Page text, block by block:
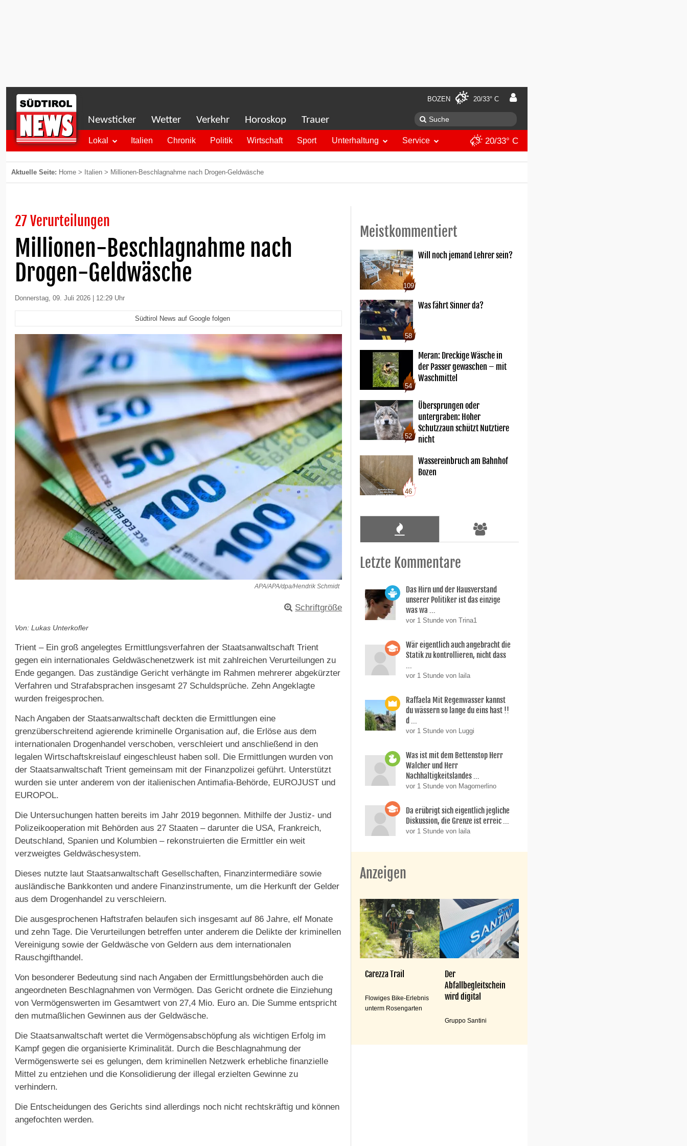
BOZEN 20/33° C
Newsticker Wetter Verkehr Horoskop Trauer
Lokal Italien Chronik Politik Wirtschaft Sport Unterhaltung Service 20/33° C
Aktuelle Seite: Home > Italien > Millionen-Beschlagnahme nach Drogen-Geldwäsche
27 Verurteilungen
Millionen-Beschlagnahme nach
Drogen-Geldwäsche
Donnerstag, 09. Juli 2026 | 12:29 Uhr
Südtirol News auf Google folgen
APA/APA/dpa/Hendrik Schmidt
Schriftgröße
Von: Lukas Unterkofler
Trient – Ein groß angelegtes Ermittlungsverfahren der Staatsanwaltschaft Trient
gegen ein internationales Geldwäschenetzwerk ist mit zahlreichen Verurteilungen zu
Ende gegangen. Das zuständige Gericht verhängte im Rahmen mehrerer abgekürzter
Verfahren und Strafabsprachen insgesamt 27 Schuldsprüche. Zehn Angeklagte
wurden freigesprochen.
Nach Angaben der Staatsanwaltschaft deckten die Ermittlungen eine
grenzüberschreitend agierende kriminelle Organisation auf, die Erlöse aus dem
internationalen Drogenhandel verschoben, verschleiert und anschließend in den
legalen Wirtschaftskreislauf eingeschleust haben soll. Die Ermittlungen wurden von
der Staatsanwaltschaft Trient gemeinsam mit der Finanzpolizei geführt. Unterstützt
wurden sie unter anderem von der italienischen Antimafia-Behörde, EUROJUST und
EUROPOL.
Die Untersuchungen hatten bereits im Jahr 2019 begonnen. Mithilfe der Justiz- und
Polizeikooperation mit Behörden aus 27 Staaten – darunter die USA, Frankreich,
Deutschland, Spanien und Kolumbien – rekonstruierten die Ermittler ein weit
verzweigtes Geldwäschesystem.
Dieses nutzte laut Staatsanwaltschaft Gesellschaften, Finanzintermediäre sowie
ausländische Bankkonten und andere Finanzinstrumente, um die Herkunft der Gelder
aus dem Drogenhandel zu verschleiern.
Die ausgesprochenen Haftstrafen belaufen sich insgesamt auf 86 Jahre, elf Monate
und zehn Tage. Die Verurteilungen betreffen unter anderem die Delikte der kriminellen
Vereinigung sowie der Geldwäsche von Geldern aus dem internationalen
Rauschgifthandel.
Von besonderer Bedeutung sind nach Angaben der Ermittlungsbehörden auch die
angeordneten Beschlagnahmen von Vermögen. Das Gericht ordnete die Einziehung
von Vermögenswerten im Gesamtwert von 27,4 Mio. Euro an. Die Summe entspricht
den mutmaßlichen Gewinnen aus der Geldwäsche.
Die Staatsanwaltschaft wertet die Vermögensabschöpfung als wichtigen Erfolg im
Kampf gegen die organisierte Kriminalität. Durch die Beschlagnahmung der
Vermögenswerte sei es gelungen, dem kriminellen Netzwerk erhebliche finanzielle
Mittel zu entziehen und die Konsolidierung der illegal erzielten Gewinne zu
verhindern.
Die Entscheidungen des Gerichts sind allerdings noch nicht rechtskräftig und können
angefochten werden.
Meistkommentiert
109
Will noch jemand Lehrer sein?
58
Was fährt Sinner da?
54
Meran: Dreckige Wäsche in
der Passer gewaschen – mit
Waschmittel
52
Übersprungen oder
untergraben: Hoher
Schutzzaun schützt Nutztiere
nicht
46
Wassereinbruch am Bahnhof
Bozen
Letzte Kommentare
Das Hirn und der Hausverstand
unserer Politiker ist das einzige
was wa ...
vor 1 Stunde von Trina1
Wär eigentlich auch angebracht die
Statik zu kontrollieren, nicht dass
...
vor 1 Stunde von laila
Raffaela Mit Regenwasser kannst
du wässern so lange du eins hast !!
d ...
vor 1 Stunde von Luggi
Was ist mit dem Bettenstop Herr
Walcher und Herr
Nachhaltigkeitslandes ...
vor 1 Stunde von Magomerlino
Da erübrigt sich eigentlich jegliche
Diskussion, die Grenze ist erreic ...
vor 1 Stunde von laila
Anzeigen
Carezza Trail
Flowiges Bike-Erlebnis
unterm Rosengarten
Der
Abfallbegleitschein
wird digital
Gruppo Santini